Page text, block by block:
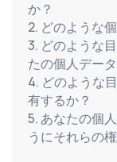
か？
2. どのような
3. どのような
たの個人デー
4. どのような
有するか？
5. あなたの個
うにそれらの